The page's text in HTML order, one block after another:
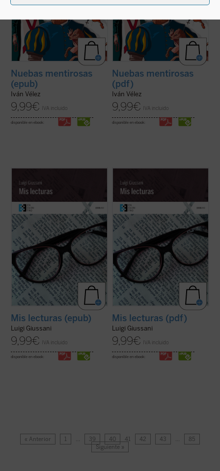
Nuebas mentirosas
(epub)
Iván Vélez
9,99€ IVA incluido
disponible en ebook:
Nuebas mentirosas
(pdf)
Iván Vélez
9,99€ IVA incluido
disponible en ebook:
que monseñor Luigi Giussani llevó a cabo
de sus autores más queridos, muchos de
ellos frecuentados desde su primera
juventud, otros descubiertos más tarde.
Se trata de lecturas desarrolladas en ...
(ver ficha)
Mis lecturas (epub)
Luigi Giussani
9,99€ IVA incluido
disponible en ebook:
que monseñor Luigi Giussani llevó a cabo
de sus autores más queridos, muchos de
ellos frecuentados desde su primera
juventud, otros descubiertos más tarde.
Se trata de lecturas desarrolladas en ...
(ver ficha)
Mis lecturas (pdf)
Luigi Giussani
9,99€ IVA incluido
disponible en ebook:
« Anterior 1 … 39 40 41 42 43 …
85
Siguiente »